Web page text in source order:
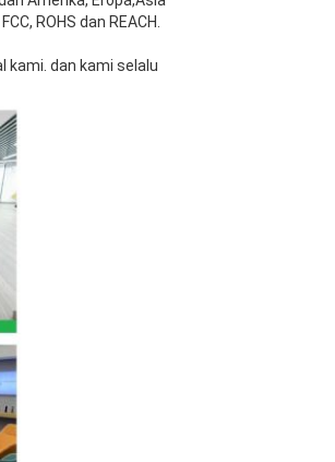
ROHS dan REACH.
kami. dan kami selalu